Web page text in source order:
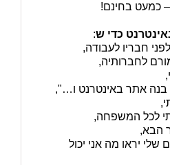
– כמעט בחינם!
כדי ש:
חבריו לעבודה,
לחברותיה,
בנה אתר באינטרנט ו…",
לכל המשפחה,
הבא,
שלי יראו מה אני יכול